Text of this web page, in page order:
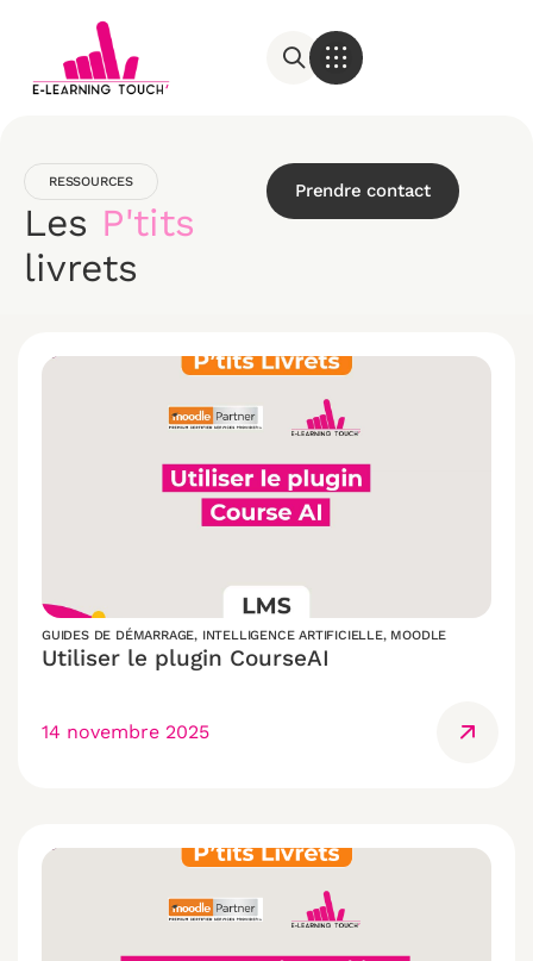
RESSOURCES
Les P'tits
livrets
Prendre contact
GUIDES DE DÉMARRAGE, INTELLIGENCE ARTIFICIELLE, MOODLE
Utiliser le plugin CourseAI
14 novembre 2025